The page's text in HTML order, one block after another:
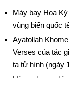
Máy bay Hoa
vùng biển quốc
Ayatollah
Verses của tác
ta tử hình (ngày
Hàng chục nghìn
trường Thiên